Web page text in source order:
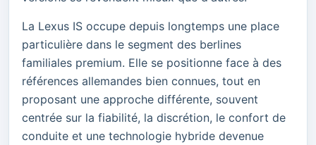
La Lexus IS occupe depuis longtemps une place
particulière dans le segment des berlines
familiales premium. Elle se positionne face à des
références allemandes bien connues, tout en
proposant une approche différente, souvent
centrée sur la fiabilité, la discrétion, le confort de
conduite et une technologie hybride devenue